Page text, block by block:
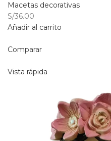
Macetas decorativas
S/36.00
Añadir al carrito
Comparar
Vista rápida